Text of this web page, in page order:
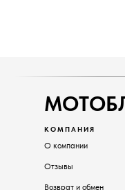
О компании
Возврат и обмен
КОМПАНИЯ
Отзывы